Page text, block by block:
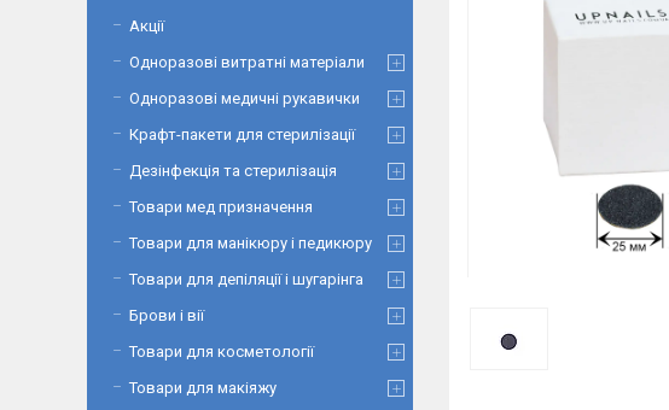
Акції
Одноразові витратні матеріали
Одноразові медичні рукавички
Крафт-пакети для стерилізації
Дезінфекція та стерилізація
Товари мед призначення
Товари для манікюру і педикюру
Товари для депіляції і шугарінга
Брови і вії
Товари для косметології
Товари для макіяжу